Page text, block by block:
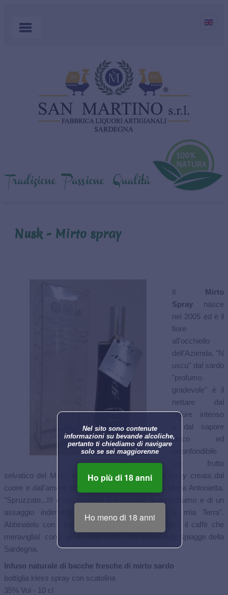
PRODOTTI
APERITIVI
AZIENDA
CONTATTI
Nusk - Mirto spray
Il Mirto
Spray nasce
nel 2005 ed è il
fiore
all'occhiello
dell'Azienda. "N
uscu" dal sardo
"profumo
gradevole" è il
nettare dal
colore intenso
e dal sapore
unico ed
inconfondibile
del frutto
selvatico del Mirto, racchiuso in una bottiglietta spray creata dal
cuore e dall'amore per le cose belle e buone di Maria Antonietta.
"Spruzzate...!!! e assaporate!! L'emozione di un profumo e di un
assaggio indimenticabile e selvaggio come la mia Terra".
Abbinatelo con i risotti, gli arrosti di carne, i dolci, il caffè che
meraviglia! con il gelato nelle calde notti estive sulle spiagge della
Sardegna.
Infuso naturale di bacche fresche di mirto sardo
bottiglia kless spray con scatolina
35% Vol - 10 cl
Nel sito sono contenute
informazioni su bevande alcoliche,
pertanto ti chiediamo di navigare
solo se sei maggiorenne
Ho più di 18 anni
Ho meno di 18 anni